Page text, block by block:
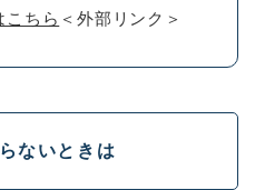
こちら ＜外部リンク＞
ないときは